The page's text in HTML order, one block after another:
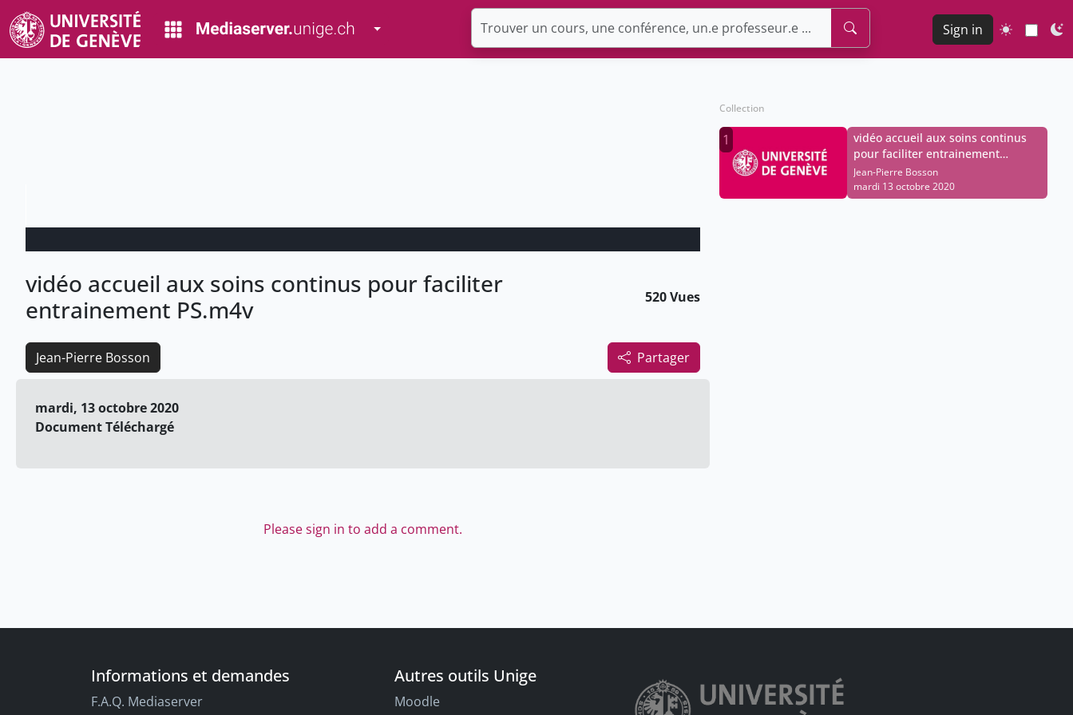
Toggle Dropdown Sign in
vidéo accueil aux soins continus pour faciliter
entrainement PS.m4v
520 Vues
Partager
Jean-Pierre Bosson
mardi, 13 octobre 2020
Document Téléchargé
Please sign in to add a comment.
Collection
1
vidéo accueil aux soins continus
pour faciliter entrainement
PS.m4v
Jean-Pierre Bosson
mardi 13 octobre 2020
Informations et demandes
F.A.Q. Mediaserver
Autres outils Unige
Moodle